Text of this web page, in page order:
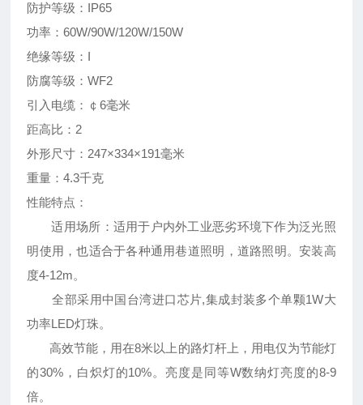
防护等级：IP65
功率：60W/90W/120W/150W
绝缘等级：I
防腐等级：WF2
引入电缆：￠6毫米
距高比：2
外形尺寸：247×334×191毫米
重量：4.3千克
性能特点：
适用场所：适用于户内外工业恶劣环境下作为泛光照
明使用，也适合于各种通用巷道照明，道路照明。安装高
度4-12m。
全部采用中国台湾进口芯片,集成封装多个单颗1W大
功率LED灯珠。
高效节能，用在8米以上的路灯杆上，用电仅为节能灯
的30%，白炽灯的10%。亮度是同等W数纳灯亮度的8-9
倍。